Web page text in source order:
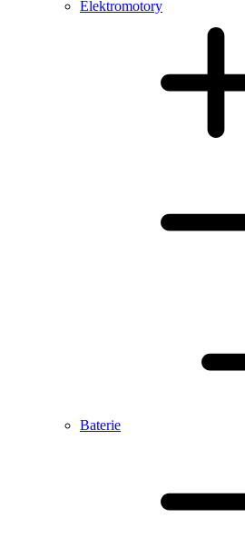
Elektromotory
Baterie